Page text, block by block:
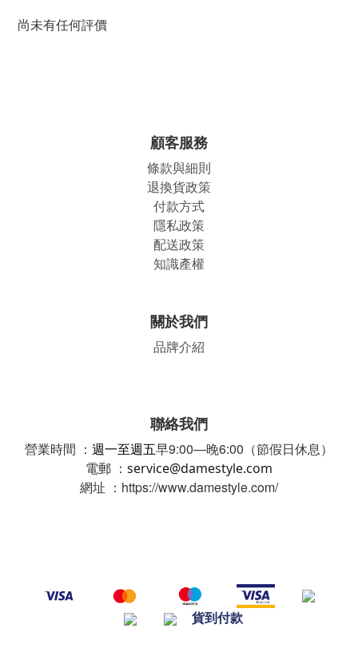
尚未有任何評價
顧客服務
條款與細則
退換貨政策
付款方式
隱私政策
配送政策
知識產權
關於我們
品牌介紹
聯絡我們
營業時間 ： 週一至週五早9:00—晚6:00（節假日休息）
電郵 ： service@damestyle.com
網址 ：https://www.damestyle.com/
貨到付款